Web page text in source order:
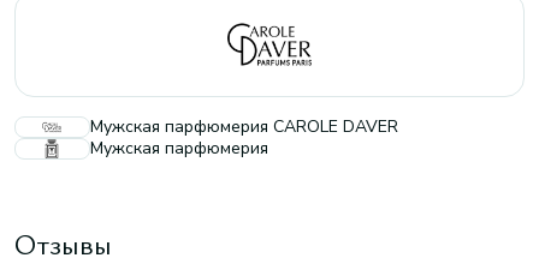
Мужская парфюмерия CAROLE DAVER
Мужская парфюмерия
Отзывы